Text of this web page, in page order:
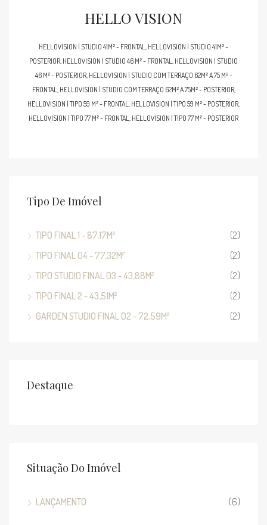
HELLO VISION
HELLOVISION | STUDIO 41M² - FRONTAL, HELLOVISION | STUDIO 41M² -
POSTERIOR, HELLOVISION | STUDIO 46 M² - FRONTAL, HELLOVISION | STUDIO
46 M² - POSTERIOR, HELLOVISION | STUDIO COM TERRAÇO 62M² A 75 M² -
FRONTAL, HELLOVISION | STUDIO COM TERRAÇO 62M² A 75M² - POSTERIOR,
HELLOVISION | TIPO 59 M² - FRONTAL, HELLOVISION | TIPO 59 M² - POSTERIOR,
HELLOVISION | TIPO 77 M² - FRONTAL, HELLOVISION | TIPO 77 M² - POSTERIOR
Tipo De Imóvel
TIPO FINAL 1 - 87,17M²
(2)
TIPO FINAL 04 - 77,32M²
(2)
TIPO STUDIO FINAL 03 - 43,88M²
(2)
TIPO FINAL 2 - 43,51M²
(2)
GARDEN STUDIO FINAL 02 - 72,59M²
(2)
Destaque
Situação Do Imóvel
LANÇAMENTO (6)